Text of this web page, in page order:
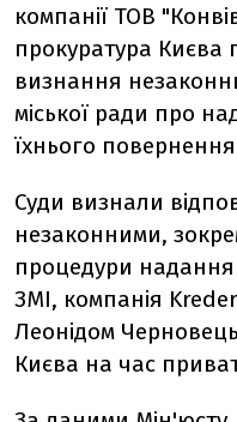
компанії ТОВ
прокуратура
визнання
міської ради про
їхнього повернення
Суди визнали
незаконними,
процедури надання
ЗМІ, компанія
Леонідом
Києва на час